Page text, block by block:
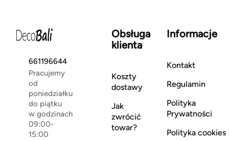
661196644
Pracujemy
od
poniedziałku
do piątku
w godzinach
09:00-
15:00
Obsługa
klienta
Koszty
dostawy
Jak
zwrócić
towar?
Informacje
Kontakt
Regulamin
Polityka
Prywatności
Polityka cookies